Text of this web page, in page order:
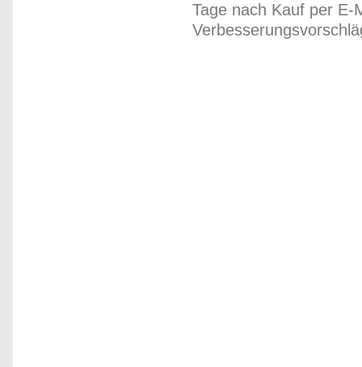
Tage nach Kauf per E-